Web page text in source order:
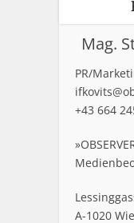
Mag.
PR/
+43 664
A-1020